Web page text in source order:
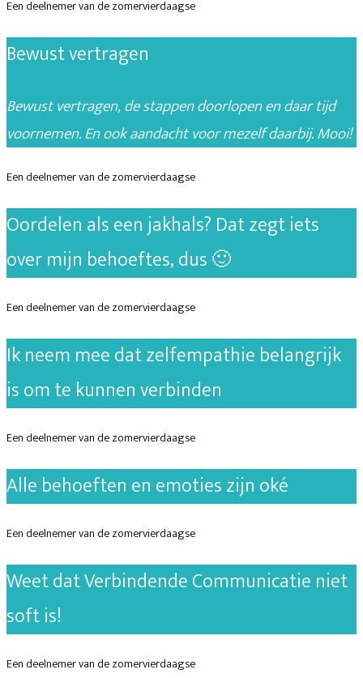
Een deelnemer van de zomervierdaagse
Bewust vertragen
Bewust vertragen, de stappen doorlopen en daar tijd
voornemen. En ook aandacht voor mezelf daarbij. Mooi!
Een deelnemer van de zomervierdaagse
Oordelen als een jakhals? Dat zegt iets
over mijn behoeftes, dus 🙂
Een deelnemer van de zomervierdaagse
Ik neem mee dat zelfempathie belangrijk
is om te kunnen verbinden
Een deelnemer van de zomervierdaagse
Alle behoeften en emoties zijn oké
Een deelnemer van de zomervierdaagse
Weet dat Verbindende Communicatie niet
soft is!
Een deelnemer van de zomervierdaagse